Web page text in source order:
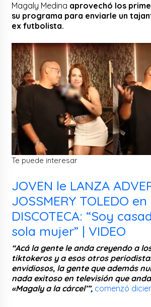
Magaly Medina aprovechó los
su programa para enviarle un
ex futbolista.
Te puede interesar
JOVEN le LANZA
JOSSMERY TOLEDO en
DISCOTECA: “Soy
sola mujer” | VIDEO
“Acá la gente le anda creyendo a
tiktokeros y a esos otros
envidiosos, la gente que además
nada exitoso en televisión que
«Magaly a la cárcel’”, comenzó